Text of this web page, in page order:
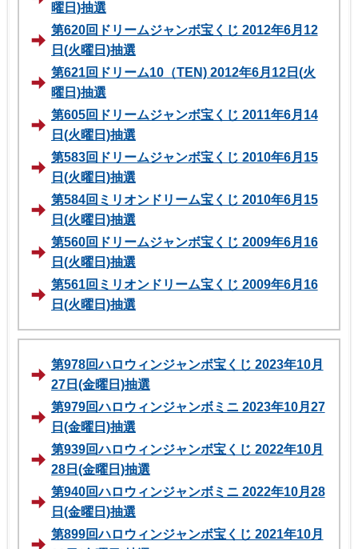
曜日)抽選
第620回ドリームジャンボ宝くじ 2012年6月12
日(火曜日)抽選
第621回ドリーム10（TEN) 2012年6月12日(火
曜日)抽選
第605回ドリームジャンボ宝くじ 2011年6月14
日(火曜日)抽選
第583回ドリームジャンボ宝くじ 2010年6月15
日(火曜日)抽選
第584回ミリオンドリーム宝くじ 2010年6月15
日(火曜日)抽選
第560回ドリームジャンボ宝くじ 2009年6月16
日(火曜日)抽選
第561回ミリオンドリーム宝くじ 2009年6月16
日(火曜日)抽選
第978回ハロウィンジャンボ宝くじ 2023年10月
27日(金曜日)抽選
第979回ハロウィンジャンボミニ 2023年10月27
日(金曜日)抽選
第939回ハロウィンジャンボ宝くじ 2022年10月
28日(金曜日)抽選
第940回ハロウィンジャンボミニ 2022年10月28
日(金曜日)抽選
第899回ハロウィンジャンボ宝くじ 2021年10月